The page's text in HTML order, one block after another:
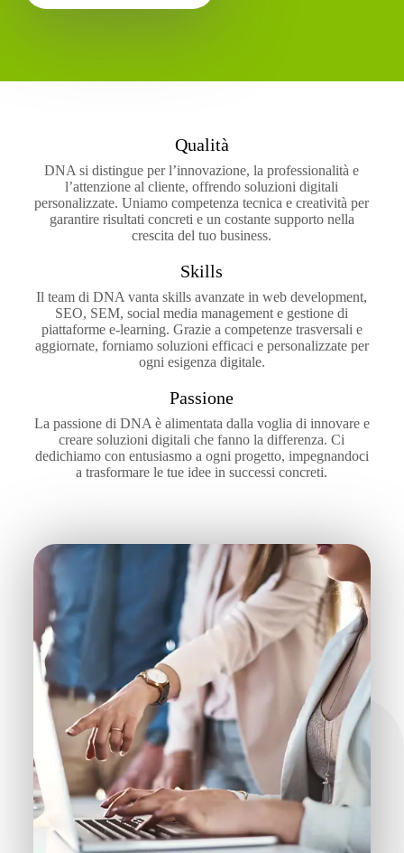
Qualità
DNA si distingue per l’innovazione, la professionalità e
l’attenzione al cliente, offrendo soluzioni digitali
personalizzate. Uniamo competenza tecnica e creatività per
garantire risultati concreti e un costante supporto nella
crescita del tuo business.
Skills
Il team di DNA vanta skills avanzate in web development,
SEO, SEM, social media management e gestione di
piattaforme e-learning. Grazie a competenze trasversali e
aggiornate, forniamo soluzioni efficaci e personalizzate per
ogni esigenza digitale.
Passione
La passione di DNA è alimentata dalla voglia di innovare e
creare soluzioni digitali che fanno la differenza. Ci
dedichiamo con entusiasmo a ogni progetto, impegnandoci
a trasformare le tue idee in successi concreti.